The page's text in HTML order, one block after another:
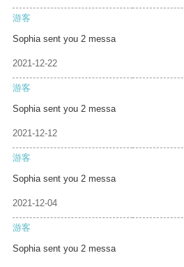
游客
Sophia sent you 2 messa
2021-12-22
游客
Sophia sent you 2 messa
2021-12-12
游客
Sophia sent you 2 messa
2021-12-04
游客
Sophia sent you 2 messa